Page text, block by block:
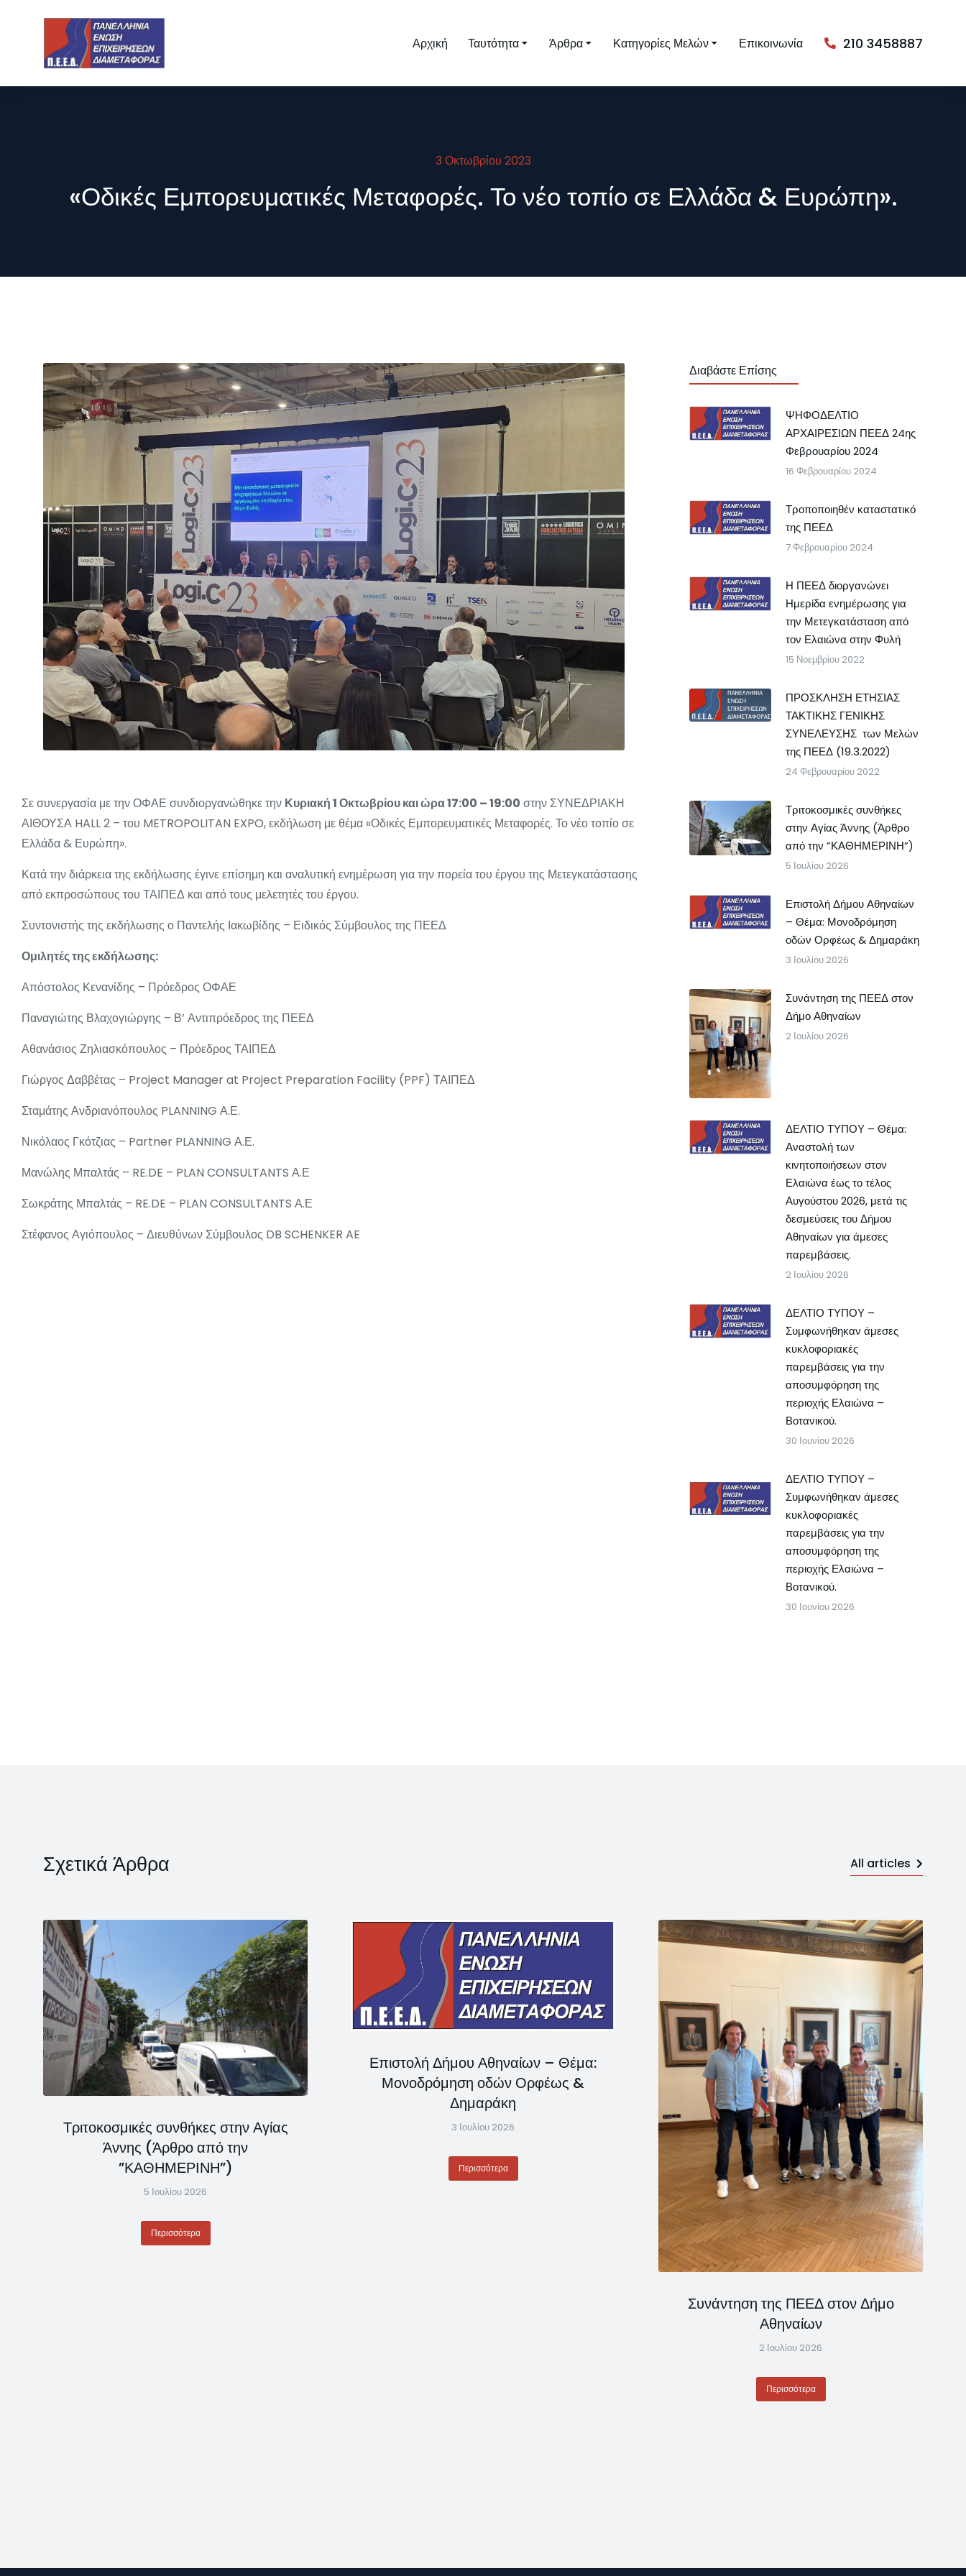
Αρχική Ταυτότητα Άρθρα Κατηγορίες Μελών Επικοινωνία 210 3458887
3 Οκτωβρίου 2023
«Οδικές Εμπορευματικές Μεταφορές. Το νέο τοπίο σε Ελλάδα & Ευρώπη».
Σε συνεργασία με την ΟΦΑΕ συνδιοργανώθηκε την Κυριακή 1 Οκτωβρίου και ώρα 17:00 – 19:00 στην ΣΥΝΕΔΡΙΑΚΗ
ΑΙΘΟΥΣΑ HALL 2 – του METROPOLITAN EXPO, εκδήλωση με θέμα «Οδικές Εμπορευματικές Μεταφορές. Το νέο τοπίο σε
Ελλάδα & Ευρώπη».
Κατά την διάρκεια της εκδήλωσης έγινε επίσημη και αναλυτική ενημέρωση για την πορεία του έργου της Μετεγκατάστασης
από εκπροσώπους του ΤΑΙΠΕΔ και από τους μελετητές του έργου.
Συντονιστής της εκδήλωσης ο Παντελής Ιακωβίδης – Ειδικός Σύμβουλος της ΠΕΕΔ
Ομιλητές της εκδήλωσης:
Απόστολος Κενανίδης – Πρόεδρος ΟΦΑΕ
Παναγιώτης Βλαχογιώργης – Β’ Αντιπρόεδρος της ΠΕΕΔ
Αθανάσιος Ζηλιασκόπουλος – Πρόεδρος ΤΑΙΠΕΔ
Γιώργος Δαββέτας – Project Manager at Project Preparation Facility (PPF) ΤΑΙΠΕΔ
Σταμάτης Ανδριανόπουλος PLANNING Α.Ε.
Νικόλαος Γκότζιας – Partner PLANNING Α.Ε.
Μανώλης Μπαλτάς – RE.DE – PLAN CONSULTANTS Α.Ε
Σωκράτης Μπαλτάς – RE.DE – PLAN CONSULTANTS Α.Ε
Στέφανος Αγιόπουλος – Διευθύνων Σύμβουλος DB SCHENKER AE
Διαβάστε Επίσης
ΨΗΦΟΔΕΛΤΙΟ
ΑΡΧΑΙΡΕΣΙΩΝ ΠΕΕΔ 24ης
Φεβρουαρίου 2024
16 Φεβρουαρίου 2024
Τροποποιηθέν καταστατικό
της ΠΕΕΔ
7 Φεβρουαρίου 2024
Η ΠΕΕΔ διοργανώνει
Ημερίδα ενημέρωσης για
την Μετεγκατάσταση από
τον Ελαιώνα στην Φυλή
15 Νοεμβρίου 2022
ΠΡΟΣΚΛΗΣΗ ΕΤΗΣΙΑΣ
ΤΑΚΤΙΚΗΣ ΓΕΝΙΚΗΣ
ΣΥΝΕΛΕΥΣΗΣ των Μελών
της ΠΕΕΔ (19.3.2022)
24 Φεβρουαρίου 2022
Τριτοκοσμικές συνθήκες
στην Αγίας Άννης (Άρθρο
από την ”ΚΑΘΗΜΕΡΙΝΗ”)
5 Ιουλίου 2026
Επιστολή Δήμου Αθηναίων
– Θέμα: Μονοδρόμηση
οδών Ορφέως & Δημαράκη
3 Ιουλίου 2026
Συνάντηση της ΠΕΕΔ στον
Δήμο Αθηναίων
2 Ιουλίου 2026
ΔΕΛΤΙΟ ΤΥΠΟΥ – Θέμα:
Αναστολή των
κινητοποιήσεων στον
Ελαιώνα έως το τέλος
Αυγούστου 2026, μετά τις
δεσμεύσεις του Δήμου
Αθηναίων για άμεσες
παρεμβάσεις.
2 Ιουλίου 2026
ΔΕΛΤΙΟ ΤΥΠΟΥ –
Συμφωνήθηκαν άμεσες
κυκλοφοριακές
παρεμβάσεις για την
αποσυμφόρηση της
περιοχής Ελαιώνα –
Βοτανικού.
30 Ιουνίου 2026
ΔΕΛΤΙΟ ΤΥΠΟΥ –
Συμφωνήθηκαν άμεσες
κυκλοφοριακές
παρεμβάσεις για την
αποσυμφόρηση της
περιοχής Ελαιώνα –
Βοτανικού.
30 Ιουνίου 2026
Σχετικά Άρθρα All articles
Τριτοκοσμικές συνθήκες στην Αγίας
Άννης (Άρθρο από την
”ΚΑΘΗΜΕΡΙΝΗ”)
5 Ιουλίου 2026
Περισσότερα
Επιστολή Δήμου Αθηναίων – Θέμα:
Μονοδρόμηση οδών Ορφέως &
Δημαράκη
3 Ιουλίου 2026
Περισσότερα
Συνάντηση της ΠΕΕΔ στον Δήμο
Αθηναίων
2 Ιουλίου 2026
Περισσότερα